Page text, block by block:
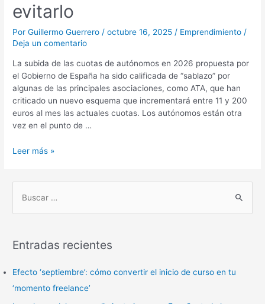
evitarlo
PorGuillermo Guerrero/octubre 16, 2025/ Emprendimiento /
Deja un comentario
La subida de las cuotas de autónomos en 2026 propuesta por
el Gobierno de España ha sido calificada de “sablazo” por
algunas de las principales asociaciones, como ATA, que han
criticado un nuevo esquema que incrementará entre 11 y 200
euros al mes las actuales cuotas. Los autónomos están otra
vez en el punto de …
Leer más »
u
c
Entradas recientes
Efecto ‘septiembre’: cómo convertir el inicio de curso en tu
‘momento freelance’